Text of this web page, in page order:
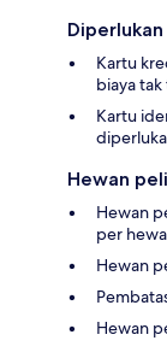
Kartu
biaya
Kartu
Hewan
Hewan
per
Hewan
Hewan